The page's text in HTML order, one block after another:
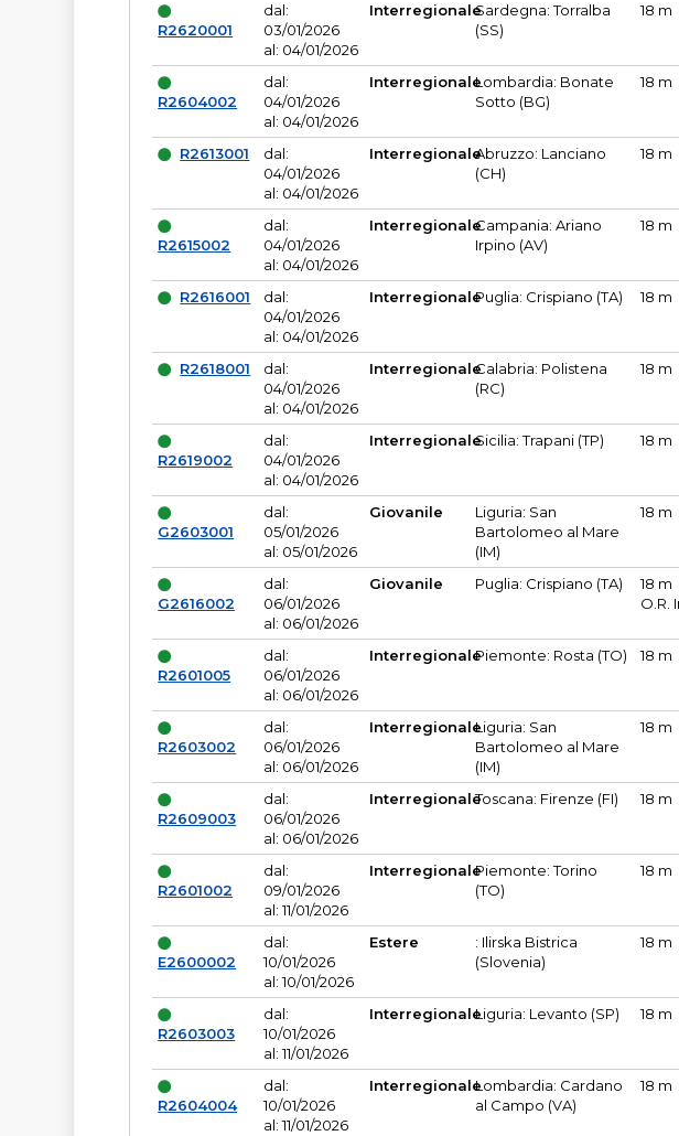
R2620001
dal:
03/01/2026
al: 04/01/2026
InterregionaleSardegna: Torralba
(SS)
18 m
R2604002
dal:
04/01/2026
al: 04/01/2026
InterregionaleLombardia: Bonate
Sotto (BG)
18 m
R2613001
dal:
04/01/2026
al: 04/01/2026
InterregionaleAbruzzo: Lanciano
(CH)
18 m
R2615002
dal:
04/01/2026
al: 04/01/2026
InterregionaleCampania: Ariano
Irpino (AV)
18 m
R2616001
dal:
04/01/2026
al: 04/01/2026
InterregionalePuglia: Crispiano (TA) 18 m
R2618001
dal:
04/01/2026
al: 04/01/2026
InterregionaleCalabria: Polistena
(RC)
18 m
R2619002
dal:
04/01/2026
al: 04/01/2026
InterregionaleSicilia: Trapani (TP) 18 m
G2603001
dal:
05/01/2026
al: 05/01/2026
Giovanile
Liguria: San
Bartolomeo al Mare
(IM)
18 m
G2616002
dal:
06/01/2026
al: 06/01/2026
Giovanile Puglia: Crispiano (TA)
18 m
O.R.
R2601005
dal:
06/01/2026
al: 06/01/2026
InterregionalePiemonte: Rosta (TO) 18 m
R2603002
dal:
06/01/2026
al: 06/01/2026
InterregionaleLiguria: San
Bartolomeo al Mare
(IM)
18 m
R2609003
dal:
06/01/2026
al: 06/01/2026
InterregionaleToscana: Firenze (FI) 18 m
R2601002
dal:
09/01/2026
al: 11/01/2026
InterregionalePiemonte: Torino
(TO)
18 m
E2600002
dal:
10/01/2026
al: 10/01/2026
Estere
: Ilirska Bistrica
(Slovenia)
18 m
R2603003
dal:
10/01/2026
al: 11/01/2026
InterregionaleLiguria: Levanto (SP) 18 m
R2604004
dal:
10/01/2026
al: 11/01/2026
InterregionaleLombardia: Cardano
al Campo (VA)
18 m